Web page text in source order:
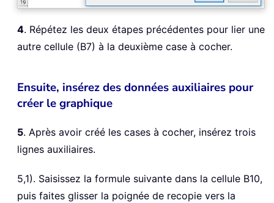
4. Répétez les deux étapes précédentes pour lier une
autre cellule (B7) à la deuxième case à cocher.
Ensuite, insérez des données auxiliaires pour
créer le graphique
5. Après avoir créé les cases à cocher, insérez trois
lignes auxiliaires.
5,1). Saisissez la formule suivante dans la cellule B10,
puis faites glisser la poignée de recopie vers la